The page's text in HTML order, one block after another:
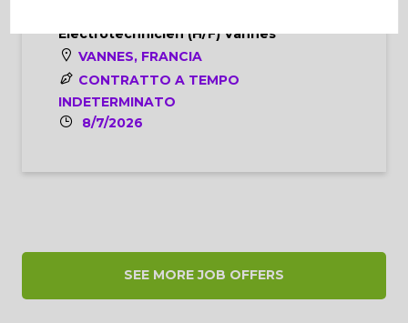
Electrotechnicien (H/F) Vannes
VANNES, FRANCIA
CONTRATTO A TEMPO
INDETERMINATO
8/7/2026
SEE MORE JOB OFFERS